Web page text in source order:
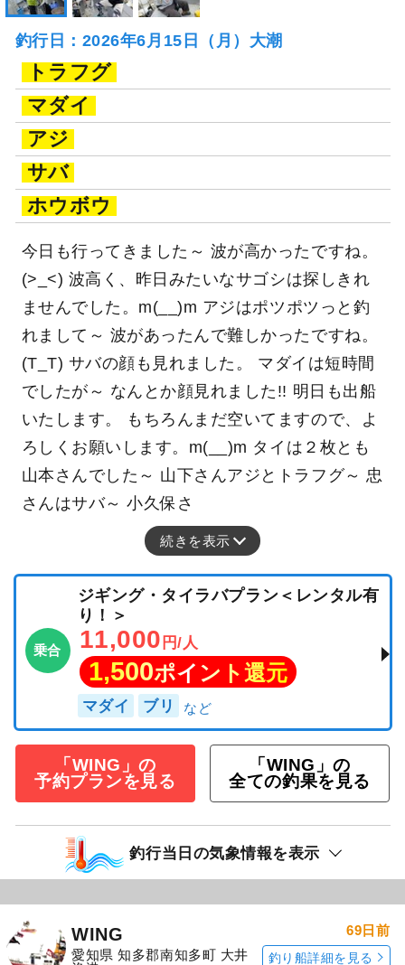
釣行日：2026年6月15日（月）大潮
トラフグ
マダイ
アジ
サバ
ホウボウ
今日も行ってきました～ 波が高かったですね。
(>_<) 波高く、昨日みたいなサゴシは探しきれ
ませんでした。m(__)m アジはポツポツっと釣
れまして～ 波があったんで難しかったですね。
(T_T) サバの顔も見れました。 マダイは短時間
でしたが～ なんとか顔見れました!! 明日も出船
いたします。 もちろんまだ空いてますので、よ
ろしくお願いします。m(__)m タイは２枚とも
山本さんでした～ 山下さんアジとトラフグ～ 忠
さんはサバ～ 小久保さ
続きを表示
乗合
ジギング・タイラバプラン＜レンタル有
り！＞
11,000 円/人
1,500ポイント還元
マダイ ブリ
「WING」の
予約プランを見る
「WING」の
全ての釣果を見る
釣行当日の気象情報を表示
WING
愛知県 知多郡南知多町 大井
69日前
釣り船詳細を見る